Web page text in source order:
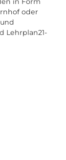
oder
Lehrplan21-